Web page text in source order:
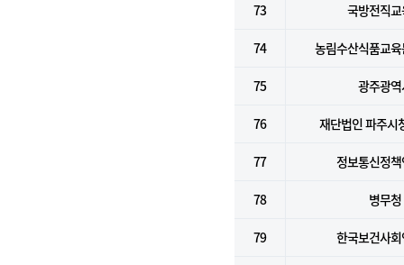
73 국방전직
74 농림수산식품교
75 광주광
76 재단법인 파주시
77 정보통신정
78 병무청
79 한국보건사